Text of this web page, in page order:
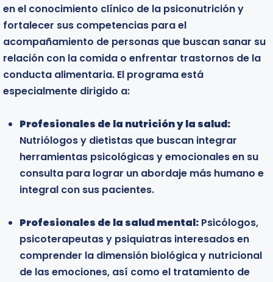
en el conocimiento clínico de la psiconutrición y
fortalecer sus competencias para el
acompañamiento de personas que buscan sanar su
relación con la comida o enfrentar trastornos de la
conducta alimentaria. El programa está
especialmente dirigido a:
Profesionales de la nutrición y la salud:
Nutriólogos y dietistas que buscan integrar
herramientas psicológicas y emocionales en su
consulta para lograr un abordaje más humano e
integral con sus pacientes.
Profesionales de la salud mental: Psicólogos,
psicoterapeutas y psiquiatras interesados en
comprender la dimensión biológica y nutricional
de las emociones, así como el tratamiento de
en el conocimiento clínico de la TCC y fortalecer sus
competencias para brindar un tratamiento
estructurado, focalizado y eficiente a sus pacientes.
El programa está especialmente dirigido a:
Profesionales de la salud mental:
perfeccionar sus habilidades de intervención
mediante técnicas conductuales y cognitivas de
probada eficacia.
Profesionales del área médica y de la salud:
comprender los principios del cambio conductual
para mejorar la adherencia al tratamiento y el
bienestar integral del paciente.